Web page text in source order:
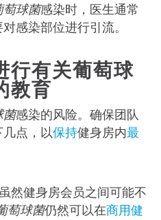
萄球菌感染时，医生通常
感染部位进行引流。
行有关葡萄球
教育
菌感染的风险。确保团队
点，以保持健身房内最
然健身房会员之间可能不
萄球菌仍然可以在商用健